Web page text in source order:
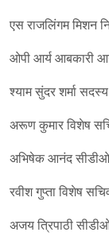
एस राजलिंगम मिशन
ओपी आर्य आबकारी
श्याम सुंदर शर्मा
अरूण कुमार विशेष
अभिषेक आनंद सीडीओ
रवीश गुप्ता विशेष
अजय त्रिपाठी